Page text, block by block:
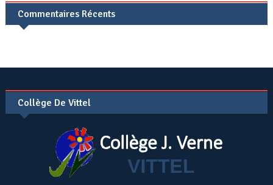
Commentaires Récents
Collège De Vittel